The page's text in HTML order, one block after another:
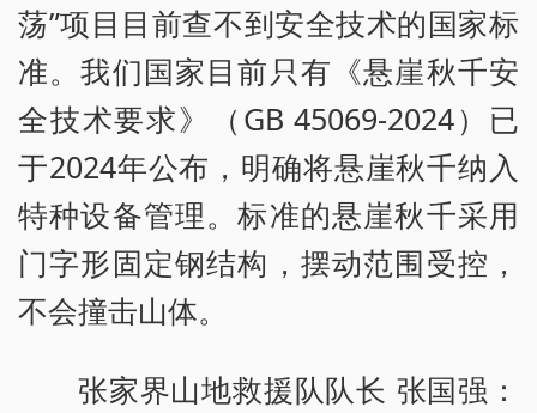
荡”项目目前查不到安全技术的国家标
准。我们国家目前只有《悬崖秋千安
全技术要求》（GB 45069-2024）已
于2024年公布，明确将悬崖秋千纳入
特种设备管理。标准的悬崖秋千采用
门字形固定钢结构，摆动范围受控，
不会撞击山体。
张家界山地救援队队长 张国强：